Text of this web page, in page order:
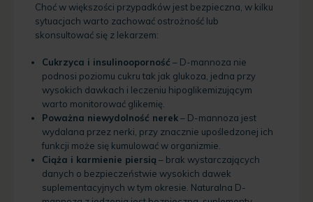
Choć w większości przypadków jest bezpieczna, w kilku
sytuacjach warto zachować ostrożność lub
skonsultować się z lekarzem:
Cukrzyca i insulinooporność – D-mannoza nie
podnosi poziomu cukru tak jak glukoza, jedna przy
wysokich dawkach i leczeniu hipoglikemizującym
warto monitorować glikemię.
Poważna niewydolność nerek– D-mannoza jest
wydalana przez nerki, przy znacznie upośledzonej ich
funkcji może się kumulować w organizmie.
Ciąża i karmienie piersią – brak wystarczających
danych o bezpieczeństwie wysokich dawek
suplementacyjnych w tym okresie. Naturalna D-